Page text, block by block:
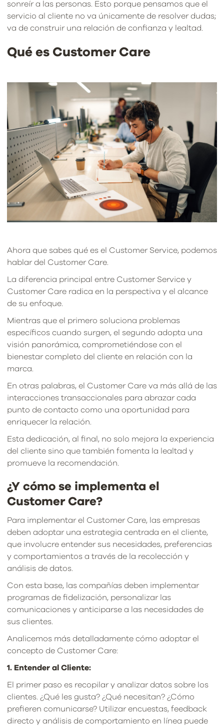
sonreír a las personas. Esto porque pensamos que el
servicio al cliente no va únicamente de resolver dudas;
va de construir una relación de confianza y lealtad.
Qué es Customer Care
Ahora que sabes qué es el Customer Service, podemos
hablar del Customer Care.
La diferencia principal entre Customer Service y
Customer Care radica en la perspectiva y el alcance
de su enfoque.
Mientras que el primero soluciona problemas
específicos cuando surgen, el segundo adopta una
visión panorámica, comprometiéndose con el
bienestar completo del cliente en relación con la
marca.
En otras palabras, el Customer Care va más allá de las
interacciones transaccionales para abrazar cada
punto de contacto como una oportunidad para
enriquecer la relación.
Esta dedicación, al final, no solo mejora la experiencia
del cliente sino que también fomenta la lealtad y
promueve la recomendación.
¿Y cómo se implementa el
Customer Care?
Para implementar el Customer Care, las empresas
deben adoptar una estrategia centrada en el cliente,
que involucre entender sus necesidades, preferencias
y comportamientos a través de la recolección y
análisis de datos.
Con esta base, las compañías deben implementar
programas de fidelización, personalizar las
comunicaciones y anticiparse a las necesidades de
sus clientes.
Analicemos más detalladamente cómo adoptar el
concepto de Customer Care:
1. Entender al Cliente:
El primer paso es recopilar y analizar datos sobre los
clientes. ¿Qué les gusta? ¿Qué necesitan? ¿Cómo
prefieren comunicarse? Utilizar encuestas, feedback
directo y análisis de comportamiento en línea puede